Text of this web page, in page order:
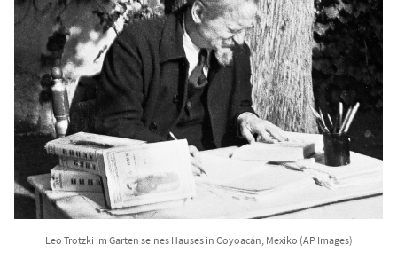
Leo Trotzki im Garten seines Hauses in Coyoacán, Mexiko (AP Images)